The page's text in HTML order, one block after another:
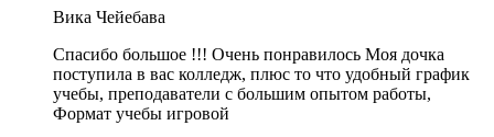
Вика Чейебава
Спасибо большое !!! Очень понравилось Моя дочка
поступила в вас колледж, плюс то что удобный график
учебы, преподаватели с большим опытом работы,
Формат учебы игровой